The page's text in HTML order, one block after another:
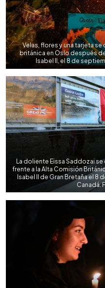
Velas, flores y una tarjeta
británica en Oslo después
Isabel II, el 8 de
La doliente Eissa Saddozai
frente a la Alta Comisión
Isabel II de Gran Bretaña el 8
Canadá.